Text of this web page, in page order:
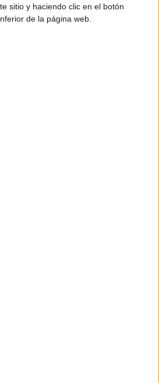
sitio y haciendo clic en el botón
de la página web.
efectiva la incorporación”.
La Mancha, entre otras